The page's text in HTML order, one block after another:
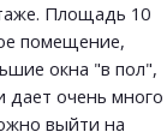
Площадь 10
помещение,
окна "в пол",
дает очень много
выйти на